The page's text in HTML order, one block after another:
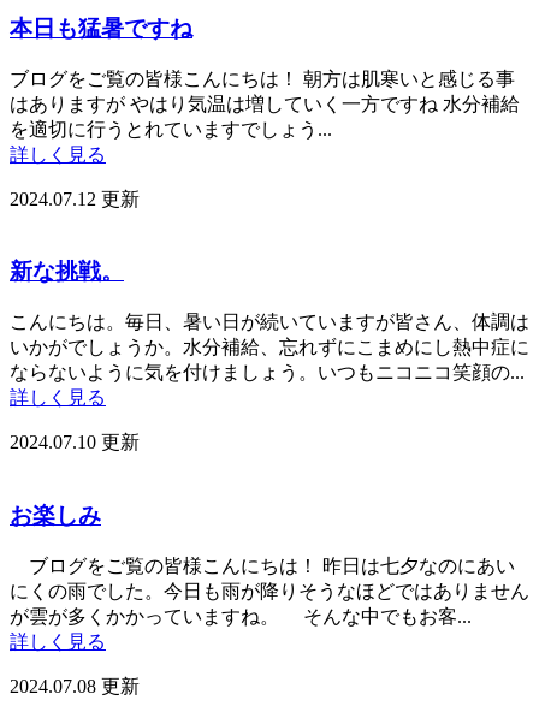
本日も猛暑ですね
ブログをご覧の皆様こんにちは！ 朝方は肌寒いと感じる事
はありますが やはり気温は増していく一方ですね 水分補給
を適切に行うとれていますでしょう...
詳しく見る
2024.07.12 更新
新な挑戦。
こんにちは。毎日、暑い日が続いていますが皆さん、体調は
いかがでしょうか。水分補給、忘れずにこまめにし熱中症に
ならないように気を付けましょう。いつもニコニコ笑顔の...
詳しく見る
2024.07.10 更新
お楽しみ
ブログをご覧の皆様こんにちは！ 昨日は七夕なのにあい
にくの雨でした。今日も雨が降りそうなほどではありません
が雲が多くかかっていますね。 そんな中でもお客...
詳しく見る
2024.07.08 更新